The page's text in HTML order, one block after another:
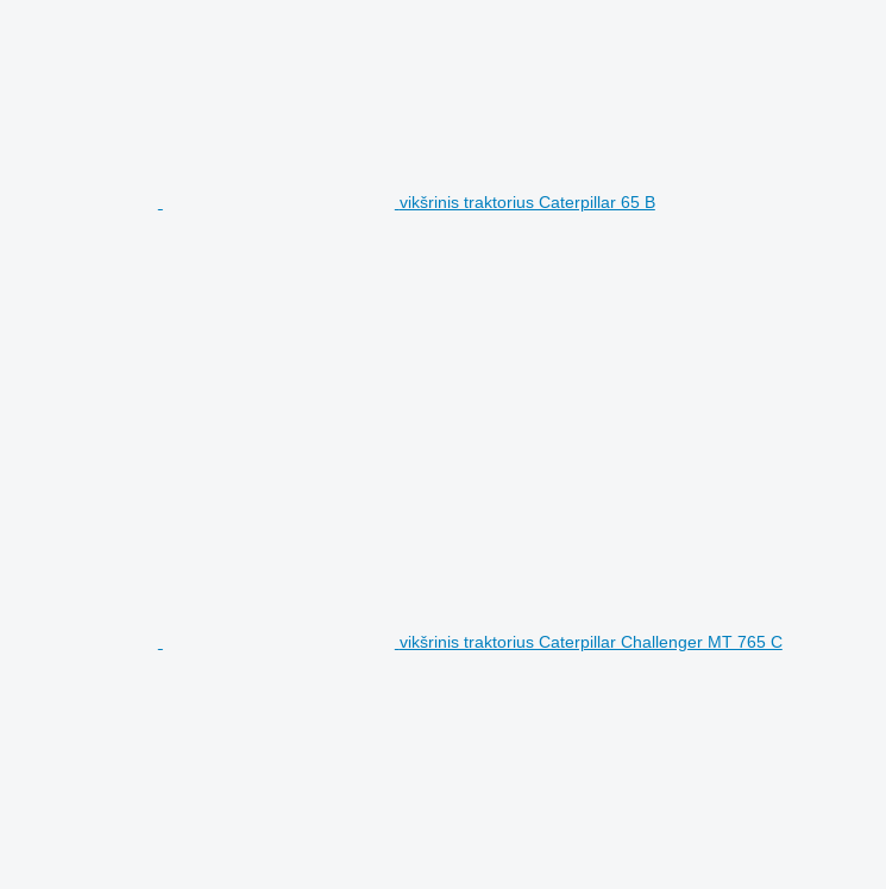
vikšrinis traktorius Caterpillar 65 B
vikšrinis traktorius Caterpillar Challenger MT 765 C